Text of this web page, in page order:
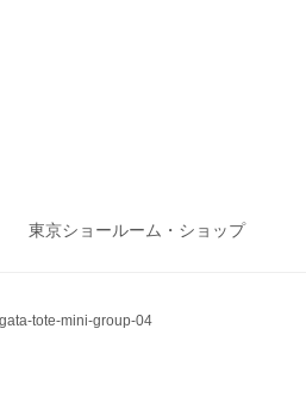
東京ショールーム・ショップ
tote-mini-group-04